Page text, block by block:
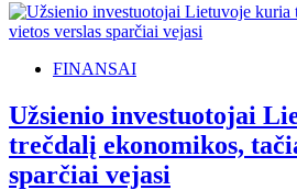
FINANSAI
Užsienio investuotojai
trečdalį ekonomikos,
sparčiai vejasi